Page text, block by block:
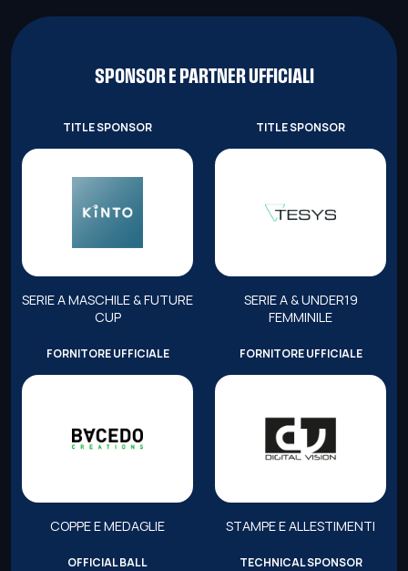
SPONSOR E PARTNER UFFICIALI
TITLE SPONSOR
SERIE A MASCHILE & FUTURE
CUP
TITLE SPONSOR
SERIE A & UNDER19
FEMMINILE
FORNITORE UFFICIALE
COPPE E MEDAGLIE
FORNITORE UFFICIALE
STAMPE E ALLESTIMENTI
OFFICIAL BALL TECHNICAL SPONSOR